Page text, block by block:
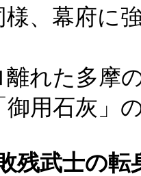
様、幕府に
れた多摩
御用石灰」
残武士の転